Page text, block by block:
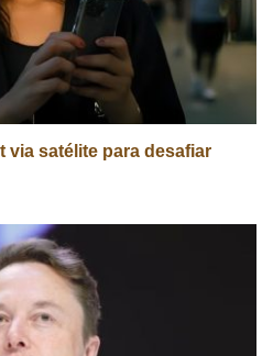
via satélite para desafiar